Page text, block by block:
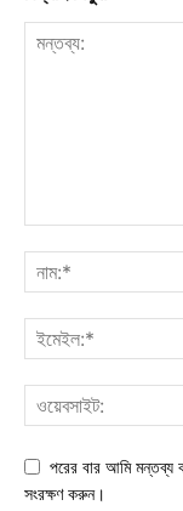
পরের বার আমি মন্তব্য
সংরক্ষণ করুন।